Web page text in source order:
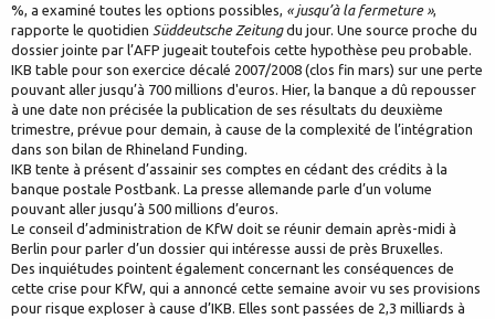
%, a examiné toutes les options possibles, « jusqu’à la fermeture »,
rapporte le quotidien Süddeutsche Zeitungdu jour. Une source proche du
dossier jointe par l’AFP jugeait toutefois cette hypothèse peu probable.
IKB table pour son exercice décalé 2007/2008 (clos fin mars) sur une perte
pouvant aller jusqu’à 700 millions d'euros. Hier, la banque a dû repousser
à une date non précisée la publication de ses résultats du deuxième
trimestre, prévue pour demain, à cause de la complexité de l’intégration
dans son bilan de Rhineland Funding.
IKB tente à présent d’assainir ses comptes en cédant des crédits à la
banque postale Postbank. La presse allemande parle d’un volume
pouvant aller jusqu’à 500 millions d’euros.
Le conseil d’administration de KfW doit se réunir demain après-midi à
Berlin pour parler d’un dossier qui intéresse aussi de près Bruxelles.
Des inquiétudes pointent également concernant les conséquences de
cette crise pour KfW, qui a annoncé cette semaine avoir vu ses provisions
pour risque exploser à cause d’IKB. Elles sont passées de 2,3 milliards à